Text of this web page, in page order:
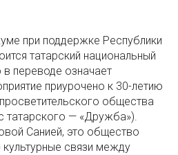
при поддержке Республики
татарский национальный
в переводе означает
приурочено к 30-летию
общества
татарского — «Дружба»).
Санией, это общество
культурные связи между